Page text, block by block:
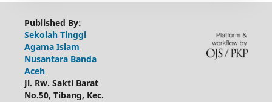
Published By:
Sekolah Tinggi
Agama Islam
Nusantara Banda
Aceh
Jl. Rw. Sakti Barat
No.50, Tibang, Kec.